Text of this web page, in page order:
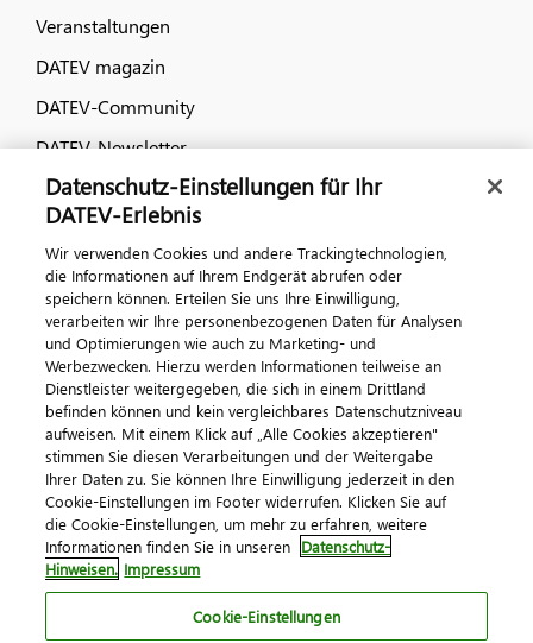
Veranstaltungen
DATEV magazin
DATEV-Community
DATEV-Newsletter
Kontaktieren Sie uns
© 2026 DATEV eG
ImpressumDatenschutzAGB Kontakt
Cookie-Einstellungen
Datenschutz-Einstellungen für Ihr
DATEV-Erlebnis
Wir verwenden Cookies und andere Trackingtechnologien,
die Informationen auf Ihrem Endgerät abrufen oder
speichern können. Erteilen Sie uns Ihre Einwilligung,
verarbeiten wir Ihre personenbezogenen Daten für Analysen
und Optimierungen wie auch zu Marketing- und
Werbezwecken. Hierzu werden Informationen teilweise an
Dienstleister weitergegeben, die sich in einem Drittland
befinden können und kein vergleichbares Datenschutzniveau
aufweisen. Mit einem Klick auf „Alle Cookies akzeptieren"
stimmen Sie diesen Verarbeitungen und der Weitergabe
Ihrer Daten zu. Sie können Ihre Einwilligung jederzeit in den
Cookie-Einstellungen im Footer widerrufen. Klicken Sie auf
die Cookie-Einstellungen, um mehr zu erfahren, weitere
Informationen finden Sie in unseren Datenschutz-
Hinweisen. Impressum
Cookie-Einstellungen